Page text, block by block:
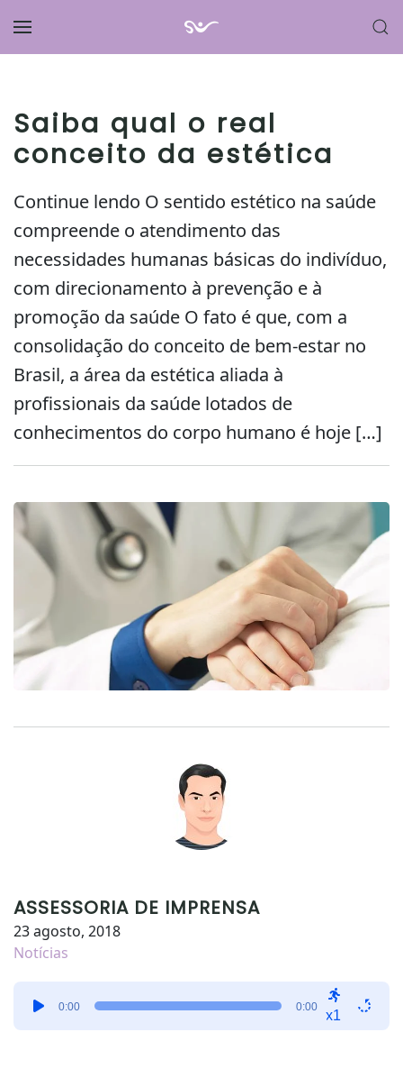
Skip to main content
Saiba qual o real
conceito da estética
Continue lendo O sentido estético na saúde
compreende o atendimento das
necessidades humanas básicas do indivíduo,
com direcionamento à prevenção e à
promoção da saúde O fato é que, com a
consolidação do conceito de bem-estar no
Brasil, a área da estética aliada à
profissionais da saúde lotados de
conhecimentos do corpo humano é hoje […]
ASSESSORIA DE IMPRENSA
23 agosto, 2018
Notícias
0:00 0:00
x1